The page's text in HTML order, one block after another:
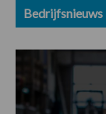
Bedrijfsnieuws